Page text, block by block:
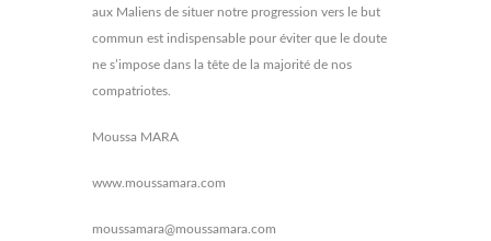
aux Maliens de situer notre progression vers le but
commun est indispensable pour éviter que le doute
ne s’impose dans la tête de la majorité de nos
compatriotes.
Moussa MARA
www.moussamara.com
moussamara@moussamara.com